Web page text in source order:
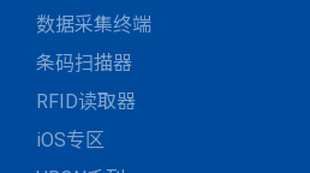
数据采集终端
条码扫描器
RFID读取器
iOS专区